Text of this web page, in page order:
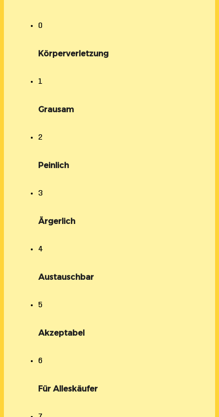
0
Körperverletzung
1
Grausam
2
Peinlich
3
Ärgerlich
4
Austauschbar
5
Akzeptabel
6
Für Alleskäufer